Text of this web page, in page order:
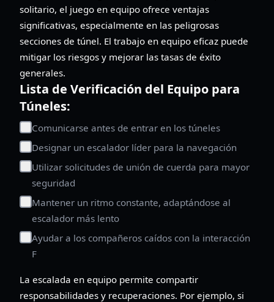
solitario, el juego en equipo ofrece ventajas
significativas, especialmente en las peligrosas
secciones de túnel. El trabajo en equipo eficaz puede
mitigar los riesgos y mejorar las tasas de éxito
generales.
Lista de Verificación del Equipo para
Túneles:
Comunicarse antes de entrar en los túneles
Designar un escalador líder para la navegación
Utilizar solicitudes de unión de cuerda para mayor
seguridad
Mantener un ritmo constante, adaptándose al
escalador más lento
Ayudar a los compañeros caídos con la interacción
F
La escalada en equipo permite compartir
responsabilidades y recuperaciones. Por ejemplo, si